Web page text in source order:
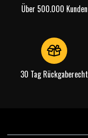
Über 500.000 Kunden
30 Tag Rückgaberecht